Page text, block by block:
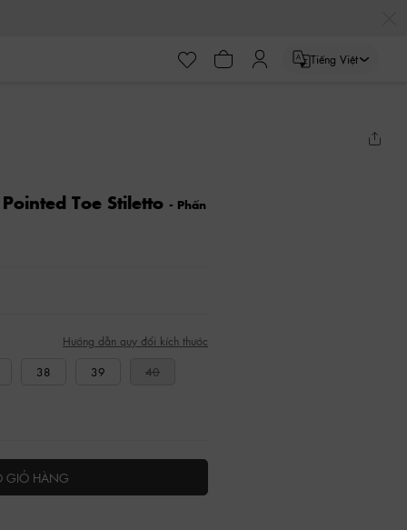
Tiếng Việt
Toe Stiletto - Phấn
Hướng dẫn quy đổi kích thước
38 39 40
GIỎ HÀNG